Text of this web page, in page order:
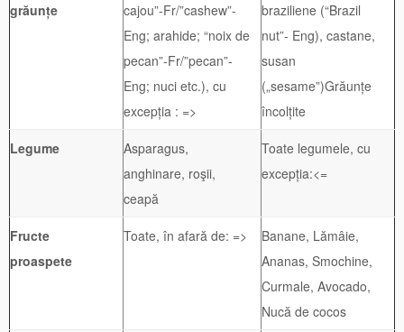
grăunțe
cajou”-Fr/”cashew”-
Eng; arahide; “noix de
pecan”-Fr/”pecan”-
Eng; nuci etc.), cu
excepția : =>
braziliene (“Brazil
nut”- Eng), castane,
susan
(„sesame”)Grăunțe
încolțite
Legume
Asparagus,
anghinare, roşii,
ceapă
Toate legumele, cu
excepția:<=
Fructe
proaspete
Toate, în afară de: =>
Banane, Lămâie,
Ananas, Smochine,
Curmale, Avocado,
Nucă de cocos